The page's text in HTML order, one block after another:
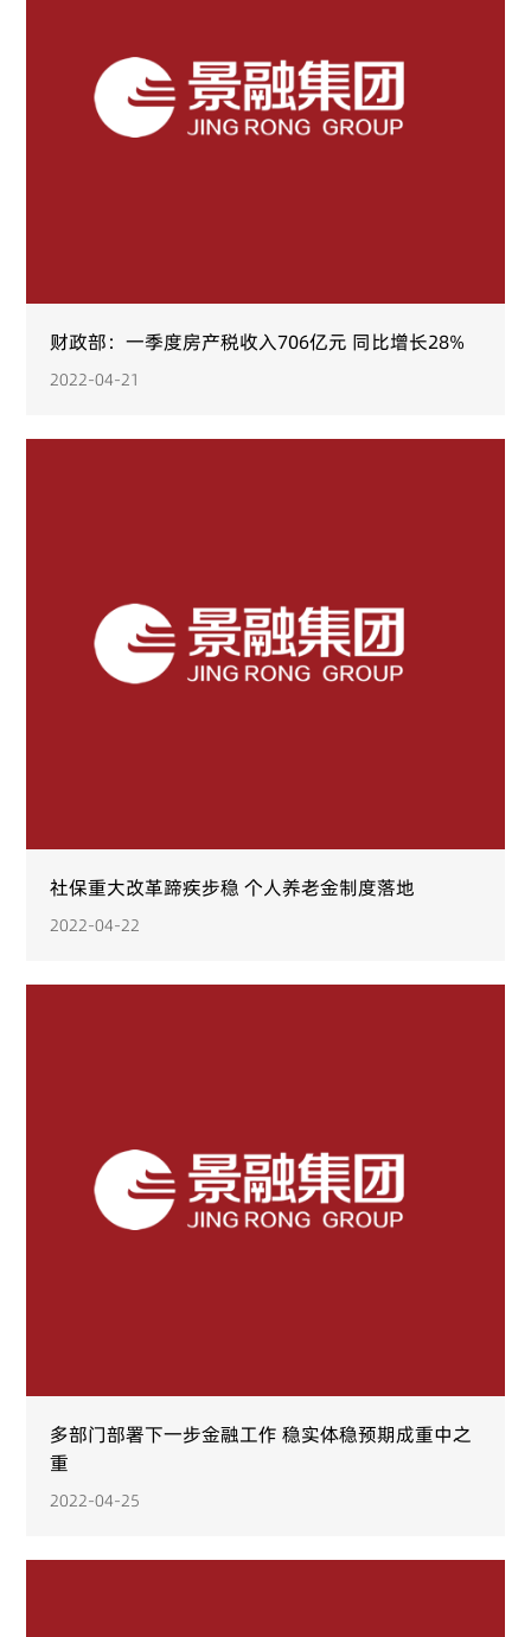
财政部：一季度房产税收入706亿元 同比增长28%
2022-04-21
社保重大改革蹄疾步稳 个人养老金制度落地
2022-04-22
多部门部署下一步金融工作 稳实体稳预期成重中之
重
2022-04-25